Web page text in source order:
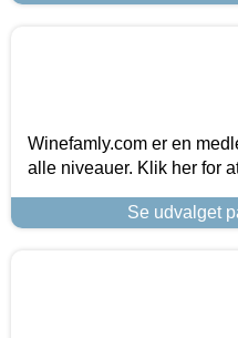
Winefamly.com er en
alle niveauer. Klik her for
Se udvalget